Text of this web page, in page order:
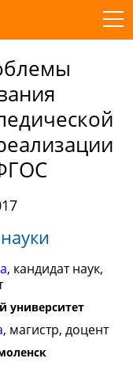
, кандидат наук,
университет
, магистр, доцент